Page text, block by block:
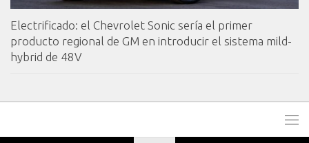
Electrificado: el Chevrolet Sonic sería el primer
producto regional de GM en introducir el sistema mild-
hybrid de 48V